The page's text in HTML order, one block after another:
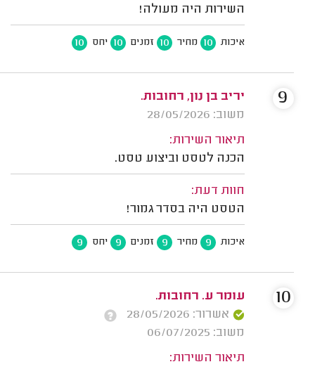
השירות היה מעולה!
איכות 10 מחיר 10 זמנים 10 יחס 10
יריב בן נון, רחובות.
משוב: 28/05/2026
תיאור השירות:
הכנה לטסט וביצוע טסט.
חוות דעת:
הטסט היה בסדר גמור!
איכות 9 מחיר 9 זמנים 9 יחס 9
9
עומר ע. רחובות.
אשרור: 28/05/2026
משוב: 06/07/2025
תיאור השירות:
10